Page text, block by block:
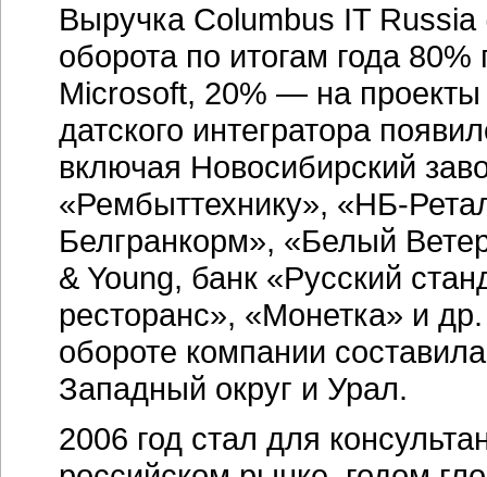
Выручка Columbus IT
оборота по итогам года
Microsoft, 20% — на
датского интегратора
включая Новосибирский
«Рембыттехнику», «НБ-
Белгранкорм», «Белый
& Young, банк «Русский
ресторанс», «Монетка» и
обороте компании
Западный округ и Урал.
2006 год стал для